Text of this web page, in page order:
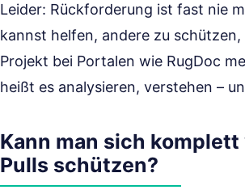
Leider: Rückforderung ist fast nie
kannst helfen, andere zu schützen,
Projekt bei Portalen wie RugDoc
heißt es analysieren, verstehen –
Kann man sich komplett
Pulls schützen?